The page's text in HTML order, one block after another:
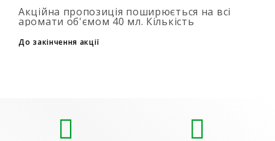
Акційна пропозиція поширюється на всі
аромати об'ємом 40 мл. Кількість
6+2, 9+3) Для того, щоб скористатися акцією,
до..
До закінчення акції